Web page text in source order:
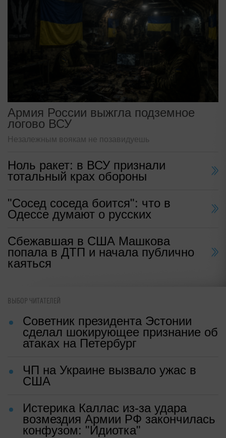
Армия России выжгла подземное
логово ВСУ
Незалежным воякам не позавидуешь
Ноль ракет: в ВСУ признали
тотальный крах обороны
"Сосед соседа боится": что в
Одессе думают о русских
Сбежавшая в США Машкова
попала в ДТП и начала публично
каяться
ВЫБОР ЧИТАТЕЛЕЙ
Советник президента Эстонии
сделал шокирующее признание об
атаках на Петербург
ЧП на Украине вызвало ужас в
США
Истерика Каллас из-за удара
возмездия Армии РФ закончилась
конфузом: "Идиотка"